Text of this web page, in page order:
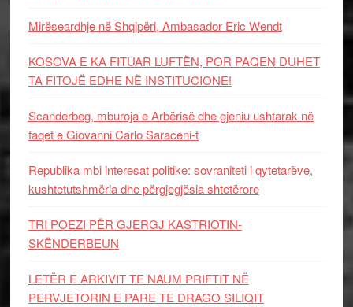
Mirëseardhje në Shqipëri, Ambasador Eric Wendt
KOSOVA E KA FITUAR LUFTËN, POR PAQEN DUHET
TA FITOJË EDHE NË INSTITUCIONE!
Scanderbeg, mburoja e Arbërisë dhe gjeniu ushtarak në
faqet e Giovanni Carlo Saraceni-t
Republika mbi interesat politike: sovraniteti i qytetarëve,
kushtetutshmëria dhe përgjegjësia shtetërore
TRI POEZI PËR GJERGJ KASTRIOTIN-
SKËNDERBEUN
LETËR E ARKIVIT TE NAUM PRIFTIT NË
PERVJETORIN E PARE TE DRAGO SILIQIT